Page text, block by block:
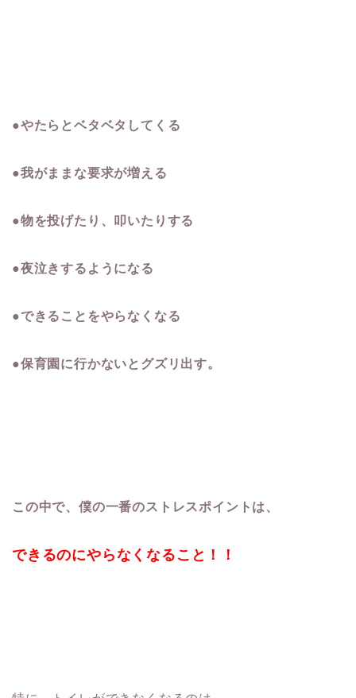
●やたらとベタベタしてくる
●我がままな要求が増える
●物を投げたり、叩いたりする
●夜泣きするようになる
●できることをやらなくなる
●保育園に行かないとグズリ出す。
この中で、僕の一番のストレスポイントは、
できるのにやらなくなること！！